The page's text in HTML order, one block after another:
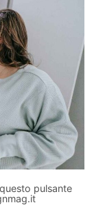
pulsante